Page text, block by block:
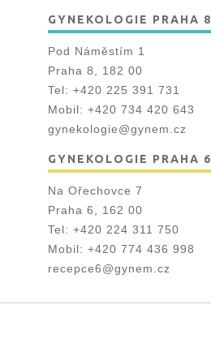
GYNEKOLOGIE PRAHA 8
Pod Náměstím 1
Praha 8, 182 00
Tel: +420 225 391 731
Mobil: +420 734 420 643
gynekologie@gynem.cz
GYNEKOLOGIE PRAHA 6
Na Ořechovce 7
Praha 6, 162 00
Tel: +420 224 311 750
Mobil: +420 774 436 998
recepce6@gynem.cz